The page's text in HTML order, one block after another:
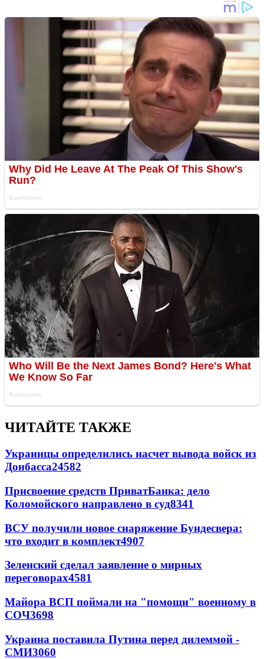
ЧИТАЙТЕ ТАКЖЕ
Украинцы определились насчет вывода войск из
Донбасса24582
Присвоение средств ПриватБанка: дело
Коломойского направлено в суд8341
ВСУ получили новое снаряжение Бундесвера:
что входит в комплект4907
Зеленский сделал заявление о мирных
переговорах4581
Майора ВСП поймали на "помощи" военному в
СОЧ3698
Украина поставила Путина перед дилеммой -
СМИ3060